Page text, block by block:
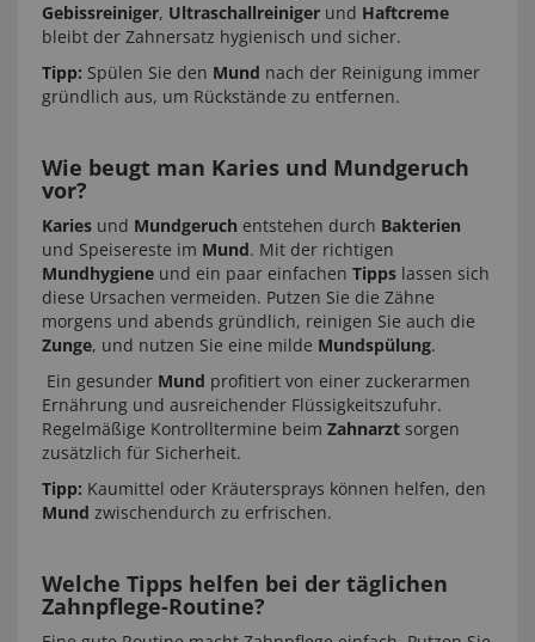
Gebissreiniger, Ultraschallreiniger und Haftcreme
bleibt der Zahnersatz hygienisch und sicher.
Tipp: Spülen Sie den Mund nach der Reinigung immer
gründlich aus, um Rückstände zu entfernen.
Wie beugt man Karies und Mundgeruch
vor?
Karies und Mundgeruch entstehen durch Bakterien
und Speisereste im Mund. Mit der richtigen
Mundhygiene und ein paar einfachen Tipps lassen sich
diese Ursachen vermeiden. Putzen Sie die Zähne
morgens und abends gründlich, reinigen Sie auch die
Zunge, und nutzen Sie eine milde Mundspülung.
Ein gesunder Mund profitiert von einer zuckerarmen
Ernährung und ausreichender Flüssigkeitszufuhr.
Regelmäßige Kontrolltermine beim Zahnarzt sorgen
zusätzlich für Sicherheit.
Tipp: Kaumittel oder Kräutersprays können helfen, den
Mund zwischendurch zu erfrischen.
Welche Tipps helfen bei der täglichen
Zahnpflege-Routine?